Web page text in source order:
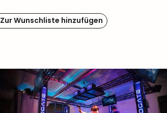
Zur Wunschliste hinzufügen